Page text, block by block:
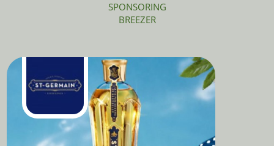
SPONSORING
BREEZER